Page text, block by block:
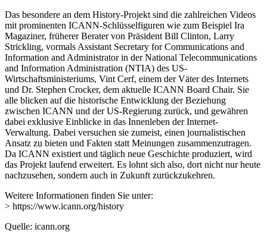
Das besondere an dem History-Projekt sind die zahlreichen Videos
mit prominenten ICANN-Schlüsselfiguren wie zum Beispiel Ira
Magaziner, früherer Berater von Präsident Bill Clinton, Larry
Strickling, vormals Assistant Secretary for Communications and
Information and Administrator in der National Telecommunications
and Information Administration (NTIA) des US-
Wirtschaftsministeriums, Vint Cerf, einem der Väter des Internets
und Dr. Stephen Crocker, dem aktuelle ICANN Board Chair. Sie
alle blicken auf die historische Entwicklung der Beziehung
zwischen ICANN und der US-Regierung zurück, und gewähren
dabei exklusive Einblicke in das Innenleben der Internet-
Verwaltung. Dabei versuchen sie zumeist, einen journalistischen
Ansatz zu bieten und Fakten statt Meinungen zusammenzutragen.
Da ICANN existiert und täglich neue Geschichte produziert, wird
das Projekt laufend erweitert. Es lohnt sich also, dort nicht nur heute
nachzusehen, sondern auch in Zukunft zurückzukehren.
Weitere Informationen finden Sie unter:
> https://www.icann.org/history
Quelle: icann.org